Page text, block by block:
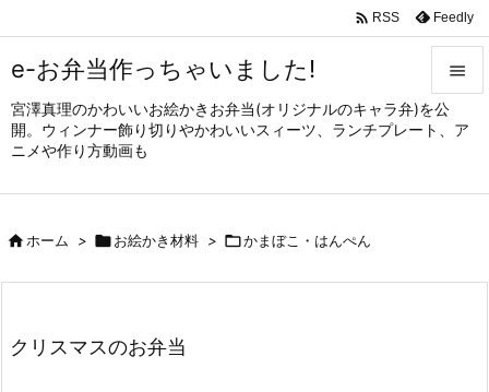
e-お弁当作っちゃいました!
宮澤真理のかわいいお絵かきお弁当(オリジナルのキャラ弁)を公
開。ウィンナー飾り切りやかわいいスィーツ、ランチプレート、ア
ニメや作り方動画も


メニュ
サイド

 RSS Feedly
ホーム > お絵かき材料 > かまぼこ・はんぺん
クリスマスのお弁当